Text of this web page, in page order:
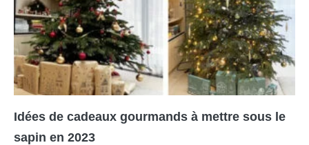
Idées de cadeaux gourmands à mettre sous le
sapin en 2023